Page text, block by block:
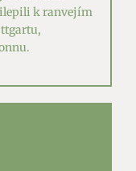
k ranvejím